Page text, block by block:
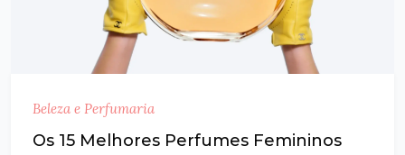
Beleza e Perfumaria
Os 15 Melhores Perfumes Femininos